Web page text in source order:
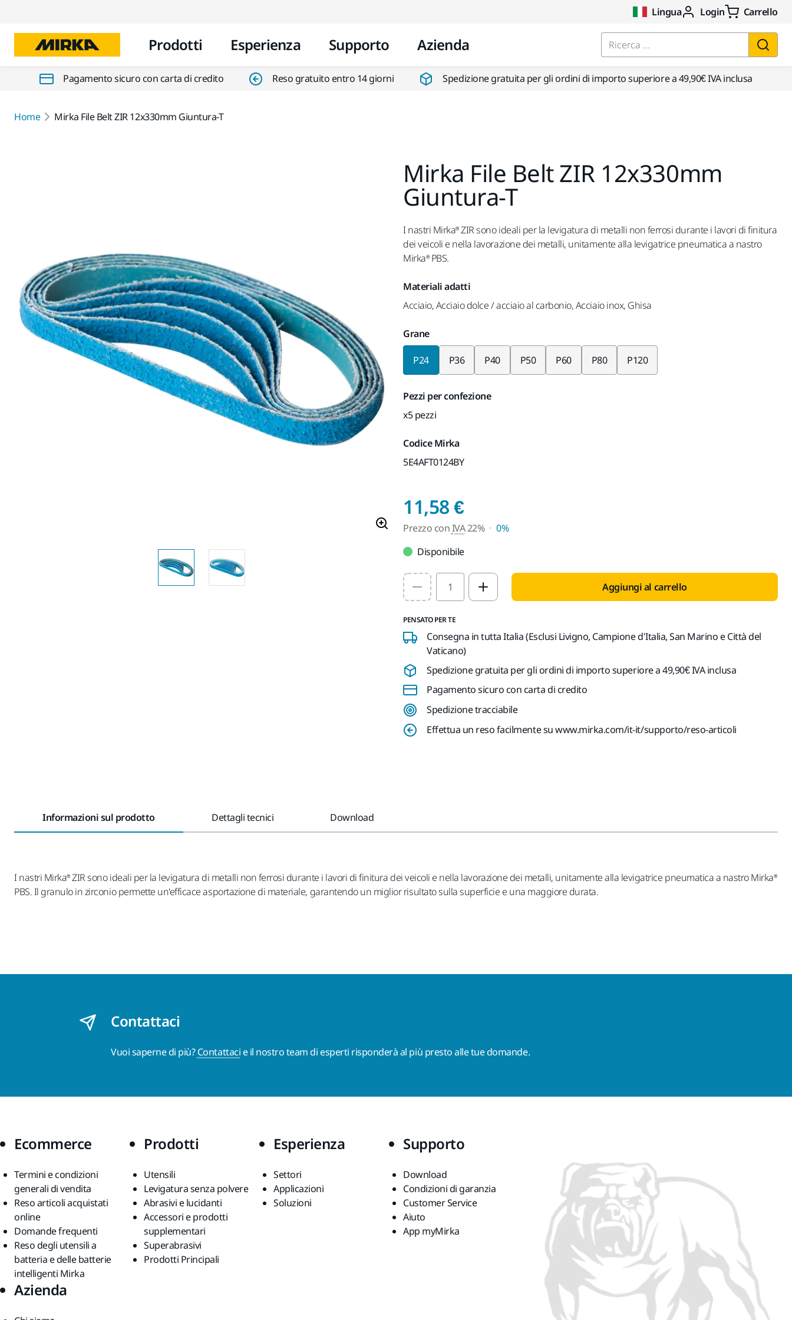
Lingua Login Carrello
Prodotti Esperienza Supporto Azienda Ricerca ...
Pagamento sicuro con carta di credito Reso gratuito entro 14 giorni Spedizione gratuita per gli ordini di importo superiore a 49,90€ IVA inclusa
Home Mirka File Belt ZIR 12x330mm Giuntura-T
Mirka File Belt ZIR 12x330mm
Giuntura-T
I nastri Mirka® ZIR sono ideali per la levigatura di metalli non ferrosi durante i lavori di finitura
dei veicoli e nella lavorazione dei metalli, unitamente alla levigatrice pneumatica a nastro
Mirka® PBS.
Materiali adatti
Acciaio, Acciaio dolce / acciaio al carbonio, Acciaio inox, Ghisa
Grane
P24 P36 P40 P50 P60 P80 P120
Pezzi per confezione
x5 pezzi
Codice Mirka
5E4AFT0124BY
11,58 €Prezzo con IVA 22%
Prezzo conIVA22%
0%
Disponibile
Select quantity value Aggiungi al carrello
PENSATO PER TE
Consegna in tutta Italia (Esclusi Livigno, Campione d'Italia, San Marino e Città del
Vaticano)
Spedizione gratuita per gli ordini di importo superiore a 49,90€ IVA inclusa
Pagamento sicuro con carta di credito
Spedizione tracciabile
Effettua un reso facilmente su www.mirka.com/it-it/supporto/reso-articoli
Informazioni sul prodotto Dettagli tecnici Download
I nastri Mirka® ZIR sono ideali per la levigatura di metalli non ferrosi durante i lavori di finitura dei veicoli e nella lavorazione dei metalli, unitamente alla levigatrice pneumatica a nastro Mirka®
PBS. Il granulo in zirconio permette un'efficace asportazione di materiale, garantendo un miglior risultato sulla superficie e una maggiore durata.
Contattaci
Vuoi saperne di più?Contattaci e il nostro team di esperti risponderà al più presto alle tue domande.
Ecommerce
Termini e condizioni
generali di vendita
Reso articoli acquistati
online
Domande frequenti
Reso degli utensili a
batteria e delle batterie
intelligenti Mirka
Prodotti
Utensili
Levigatura senza polvere
Abrasivi e lucidanti
Accessori e prodotti
supplementari
Superabrasivi
Prodotti Principali
Esperienza
Settori
Applicazioni
Soluzioni
Supporto
Download
Condizioni di garanzia
Customer Service
Aiuto
App myMirka
Azienda